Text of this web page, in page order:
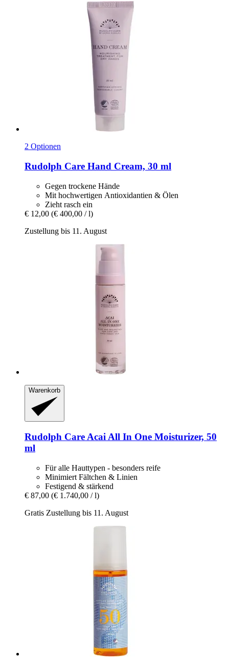
2 Optionen
Rudolph Care Hand Cream, 30 ml
Gegen trockene Hände
Mit hochwertigen Antioxidantien & Ölen
Zieht rasch ein
€ 12,00 (€ 400,00 / l)
Zustellung bis 11. August
Warenkorb
Rudolph Care Acai All In One Moisturizer, 50
ml
Für alle Hauttypen - besonders reife
Minimiert Fältchen & Linien
Festigend & stärkend
€ 87,00 (€ 1.740,00 / l)
Gratis Zustellung bis 11. August